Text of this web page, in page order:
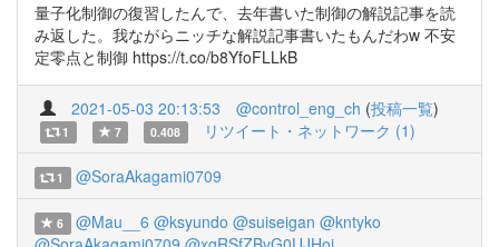
量子化制御の復習したんで、去年書いた制御の解説記事を読
み返した。我ながらニッチな解説記事書いたもんだわw 不安
定零点と制御 https://t.co/b8YfoFLLkB
2021-05-03 20:13:53 @control_eng_ch (投稿一覧)
1 7 0.408 リツイート・ネットワーク (1)
1 @SoraAkagami0709
6 @Mau__6 @ksyundo @suiseigan @kntyko